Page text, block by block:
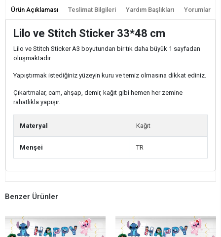
Ürün Açıklaması Teslimat Bilgileri Yardım Başlıkları Yorumlar
Lilo ve Stitch Sticker 33*48 cm
Lilo ve Stitch Sticker A3 boyutundan bir tık daha büyük 1 sayfadan
oluşmaktadır.
Yapıştırmak istediğiniz yüzeyin kuru ve temiz olmasına dikkat ediniz.
Çıkartmalar, cam, ahşap, demir, kağıt gibi hemen her zemine
rahatlıkla yapışır.
Materyal Kağıt
Menşei TR
Benzer Ürünler